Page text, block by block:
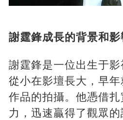
謝霆鋒成長的背景和影
謝霆鋒是一位出生于影
從小在影壇長大，早
作品的拍攝。他憑借
力，迅速贏得了觀眾